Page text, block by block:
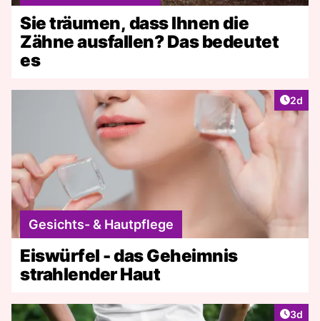
Sie träumen, dass Ihnen die
Zähne ausfallen? Das bedeutet
es
2d
Gesichts- & Hautpflege
Eiswürfel - das Geheimnis
strahlender Haut
3d